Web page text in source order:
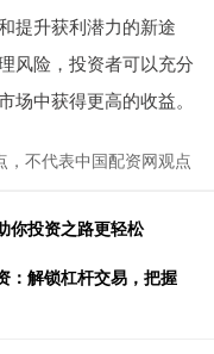
提升获利潜力的新途
风险，投资者可以充分
中获得更高的收益。
，不代表中国配资网观点
你投资之路更轻松
：解锁杠杆交易，把握